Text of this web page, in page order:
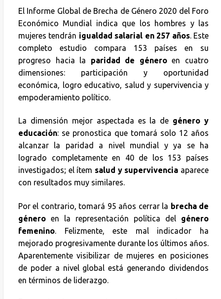
El Informe Global de Brecha de Género 2020 del Foro
Económico Mundial indica que los hombres y las
mujeres tendrán igualdad salarial en 257 años. Este
completo estudio compara 153 países en su
progreso hacia la paridad de géneroen cuatro
dimensiones: participación y oportunidad
económica, logro educativo, salud y supervivencia y
empoderamiento político.
La dimensión mejor aspectada es la de género y
educación: se pronostica que tomará solo 12 años
alcanzar la paridad a nivel mundial y ya se ha
logrado completamente en 40 de los 153 países
investigados; el ítem salud y supervivencia aparece
con resultados muy similares.
Por el contrario, tomará 95 años cerrar la brecha de
género en la representación política del género
femenino. Felizmente, este mal indicador ha
mejorado progresivamente durante los últimos años.
Aparentemente visibilizar de mujeres en posiciones
de poder a nivel global está generando dividendos
en términos de liderazgo.